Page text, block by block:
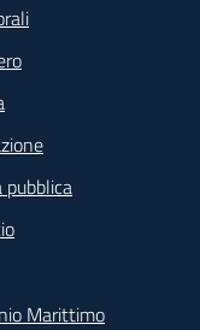
pubblica
Marittimo